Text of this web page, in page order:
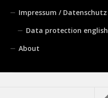
Impressum / Datenschutz
Data protection english
About